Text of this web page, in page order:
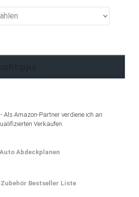
Als Amazon-Partner verdiene ich an
Verkäufen.
Auto Abdeckplanen
Bestseller Liste